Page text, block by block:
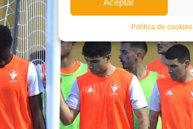
Política de cookies